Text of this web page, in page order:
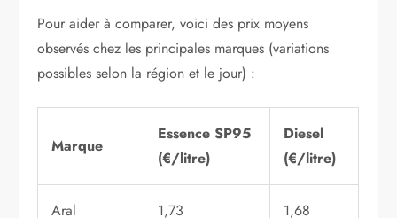
Pour aider à comparer, voici des prix moyens
observés chez les principales marques (variations
possibles selon la région et le jour) :
Marque
Essence SP95
(€/litre)
Diesel
(€/litre)
Aral 1,73 1,68